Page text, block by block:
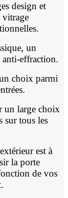
design et
vitrage
un
effraction.
choix parmi
un large choix
sur tous les
est à
la porte
de vos